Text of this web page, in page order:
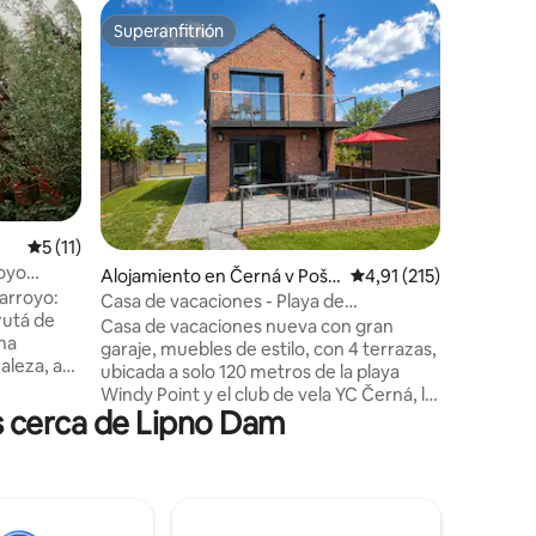
Calificación promedio: 5 de 5. 11 evaluaciones
5 (11)
a
un
para
Superanfitrión
Superanfitrión
Alojamiento en Černá v Pošu
maví
Calificación promedio:
4,91 (215)
Casa de vacaciones - Playa de
Windy Point
Casa de vacaciones nueva con gran
garaje, muebles de estilo, con 4 terrazas,
ubicada a solo 120 metros de la playa
Windy Point y el club de vela YC Černá, la
mejor ubicación de vacaciones en checo,
perfecto para familias y amigos. El mejor
de Lipno Dam